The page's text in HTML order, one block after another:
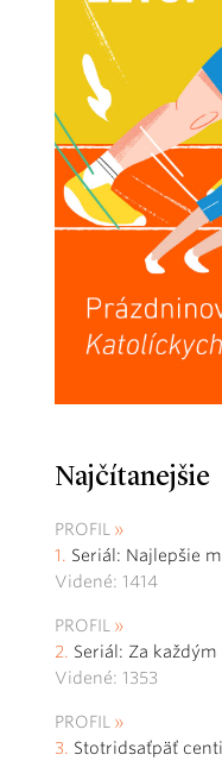
Najčítanejšie
PROFIL
Seriál: Najlepšie
Videné: 1414
PROFIL
Seriál: Za
Videné: 1353
PROFIL
Stotridsaťpäť